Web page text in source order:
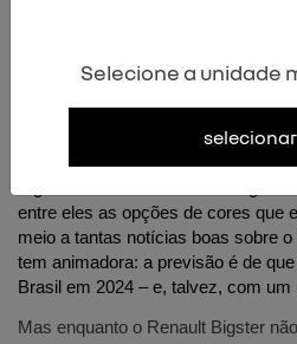
extenso de plásticos feitos com
entre eles as opções de cores que
meio a tantas notícias boas sobre
tem animadora: a previsão é de
Brasil em 2024 – e, talvez, com
Mas enquanto o Renault Bigster
Selecione a unidade
selecionar